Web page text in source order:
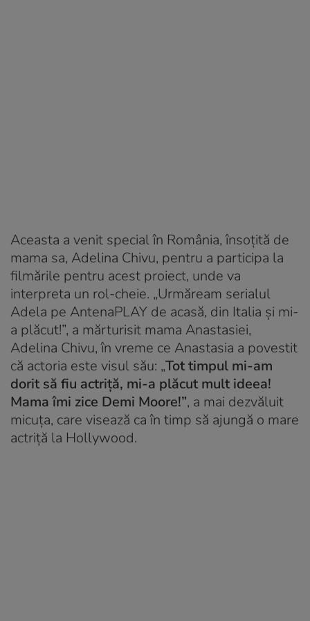
Aceasta a venit special în România, însoţită de
mama sa, Adelina Chivu, pentru a participa la
filmările pentru acest proiect, unde va
interpreta un rol-cheie. „Urmăream serialul
Adela pe AntenaPLAY de acasă, din Italia şi mi-
a plăcut!”, a mărturisit mama Anastasiei,
Adelina Chivu, în vreme ce Anastasia a povestit
că actoria este visul său: „Tot timpul mi-am
dorit să fiu actriţă, mi-a plăcut mult ideea!
Mama îmi zice Demi Moore!”, a mai dezvăluit
micuţa, care visează ca în timp să ajungă o mare
actriţă la Hollywood.